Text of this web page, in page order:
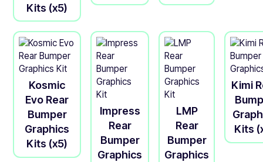
Kits (x5)
Kosmic
Evo Rear
Bumper
Graphics
Kits (x5)
Impress
Rear
Bumper
Graphics
LMP
Rear
Bumper
Graphics
Kimi
Kits